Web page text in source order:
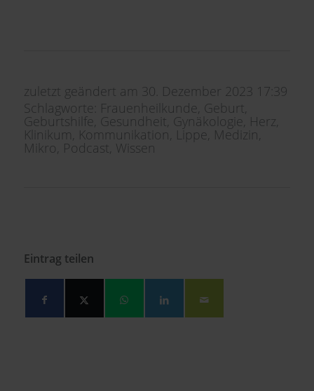
zuletzt geändert am 30. Dezember 2023 17:39
Schlagworte: Frauenheilkunde, Geburt,
Geburtshilfe, Gesundheit, Gynäkologie, Herz,
Klinikum, Kommunikation, Lippe, Medizin,
Mikro, Podcast, Wissen
Eintrag teilen